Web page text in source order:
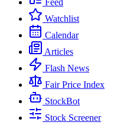
Feed
Watchlist
Calendar
Articles
Flash News
Fair Price Index
StockBot
Stock Screener